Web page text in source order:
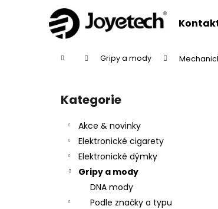
Domů Gripy a mody
Přeskočit
kategorie
Kategorie
Akce & novinky
Elektronické cigarety
Elektronické dýmky
Gripy a mody
DNA mody
Podle značky a typu
Zpět
Zpět